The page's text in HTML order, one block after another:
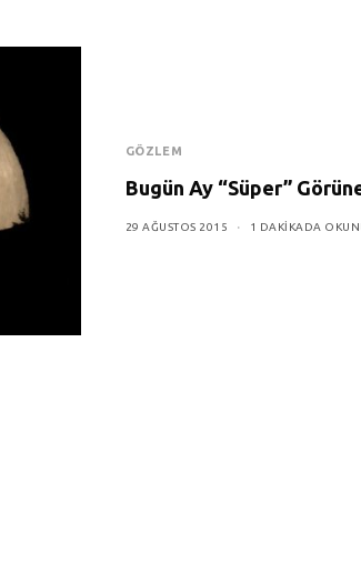
GÖZLEM
Bugün Ay “Süper”
29 AĞUSTOS 2015 1 DAKIKADA